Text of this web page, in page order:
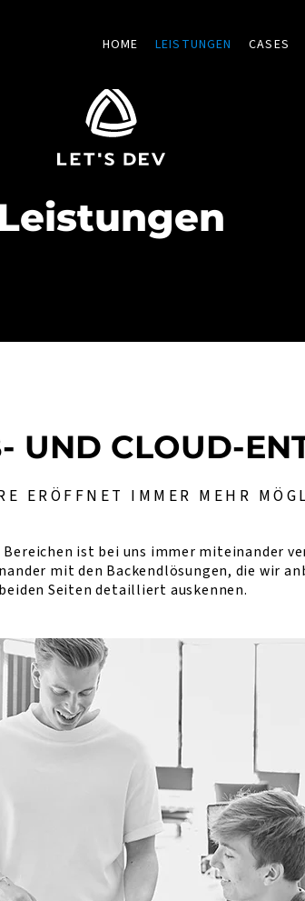
HOME LEISTUNGEN CASES
Leistungen
UND CLOUD-
ERÖFFNET IMMER MEHR
ist bei uns immer miteinander
mit den Backendlösungen, die wir
Seiten detailliert auskennen.